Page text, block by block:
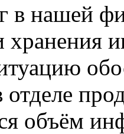
в нашей
хранения
отделе
объём